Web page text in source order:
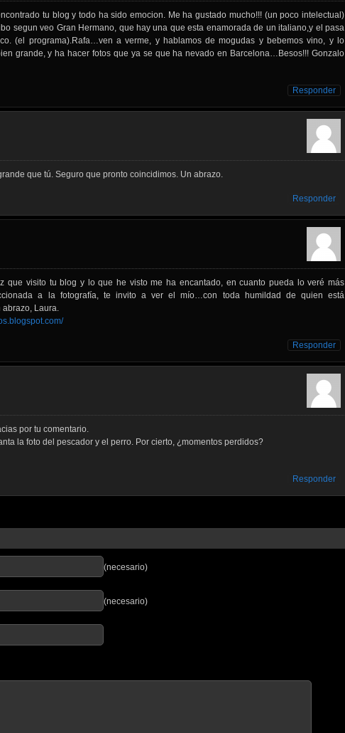
tu blog y todo ha sido emocion. Me ha gustado mucho!!! (un poco intelectual)
segun veo Gran Hermano, que hay una que esta enamorada de un italiano,y el pasa
(el programa).Rafa…ven a verme, y hablamos de mogudas y bebemos vino, y lo
grande, y ha hacer fotos que ya se que ha nevado en Barcelona…Besos!!! Gonzalo
Responder
que tú. Seguro que pronto coincidimos. Un abrazo.
Responder
que visito tu blog y lo que he visto me ha encantado, en cuanto pueda lo veré más
a la fotografía, te invito a ver el mío…con toda humildad de quien está
Laura.
Responder
por tu comentario.
la foto del pescador y el perro. Por cierto, ¿momentos perdidos?
Responder
(necesario)
(necesario)